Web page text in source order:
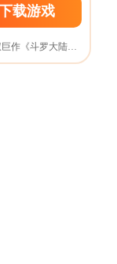
载游戏
——伴随史莱克七怪闯荡天斗帝国，2019年度沉浸式策略游戏，正版授权巨作《斗罗大陆》H5震撼来袭;原著小说改编，真实剧情体验，原创策略玩法，多武魂觉醒，万千魂环搭配，与你创造斗罗大陆的新篇章!快来征战星斗大森林，狩猎魂兽收集强大魂环;争霸斗魂场，角逐魂师无上荣耀;激战杀戮之都、通关海神九考，继承神祇之位!告别的苦难将过去埋葬，在斗罗大陆铸造唐门的辉煌!